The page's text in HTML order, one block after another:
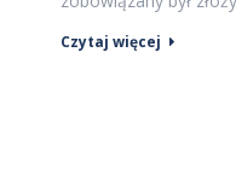
Czytaj więcej